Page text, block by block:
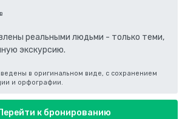
реальными людьми - только теми,
экскурсию.
в оригинальном виде, с сохранением
и орфографии.
к бронированию